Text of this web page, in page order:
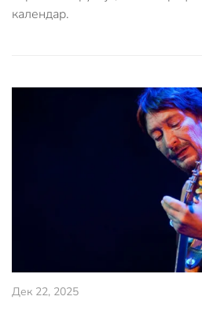
календар.
Дек 22, 2025